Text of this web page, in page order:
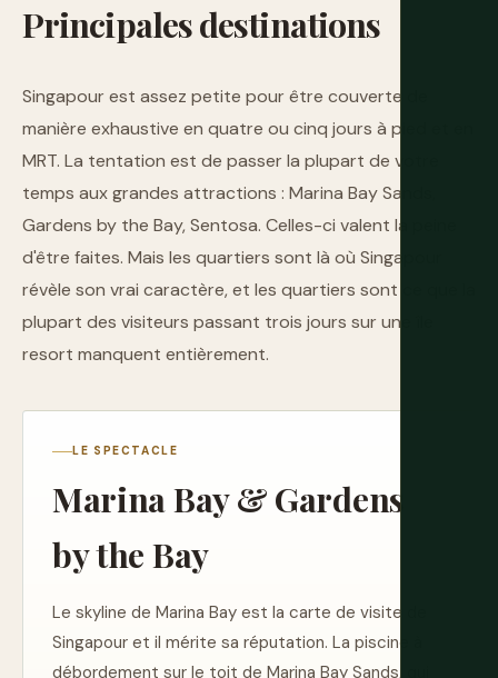
Principalesdestinations
Singapour est assez petite pour être couverte de
manière exhaustive en quatre ou cinq jours à pied et en
MRT. La tentation est de passer la plupart de votre
temps aux grandes attractions : Marina Bay Sands,
Gardens by the Bay, Sentosa. Celles-ci valent la peine
d'être faites. Mais les quartiers sont là où Singapour
révèle son vrai caractère, et les quartiers sont ce que la
plupart des visiteurs passant trois jours sur une île
resort manquent entièrement.
LE SPECTACLE
Marina Bay & Gardens
by the Bay
Le skyline de Marina Bay est la carte de visite de
Singapour et il mérite sa réputation. La piscine à
débordement sur le toit de Marina Bay Sands, qui